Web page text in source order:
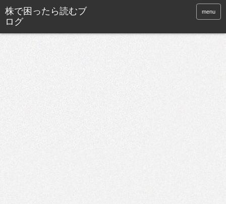
株で困ったら読むブ
ログ
menu